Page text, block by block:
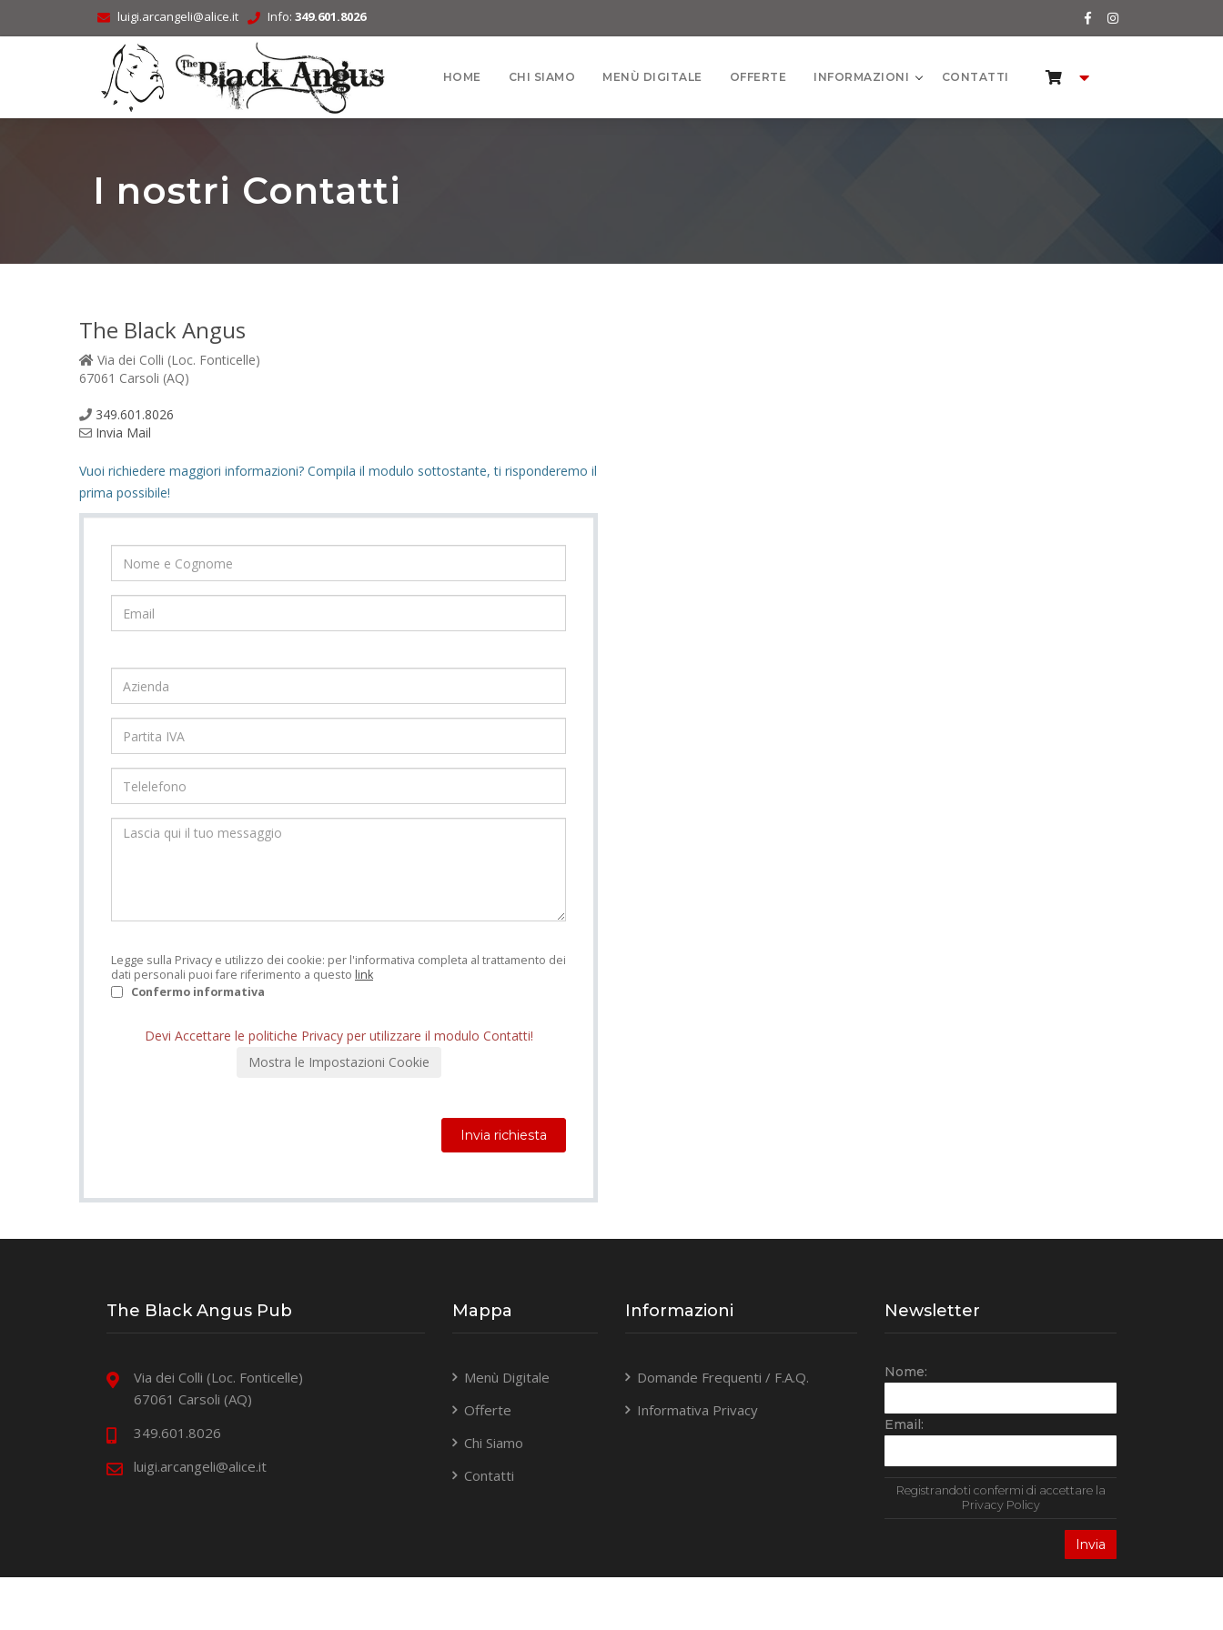
luigi.arcangeli@alice.it Info: 349.601.8026
HOME CHI SIAMO MENÙ DIGITALE OFFERTE INFORMAZIONI CONTATTI
I nostri Contatti
The Black Angus
Via dei Colli (Loc. Fonticelle)
67061 Carsoli (AQ)
349.601.8026
Invia Mail
Vuoi richiedere maggiori informazioni? Compila il modulo sottostante, ti risponderemo il
prima possibile!
Legge sulla Privacy e utilizzo dei cookie: per l'informativa completa al trattamento dei
dati personali puoi fare riferimento a questo link
Confermo informativa
Devi Accettare le politiche Privacy per utilizzare il modulo Contatti!
Mostra le Impostazioni Cookie
The Black Angus Pub
Via dei Colli (Loc. Fonticelle)
67061 Carsoli (AQ)
349.601.8026
luigi.arcangeli@alice.it
Mappa
Menù Digitale
Offerte
Chi Siamo
Contatti
Informazioni
Domande Frequenti / F.A.Q.
Informativa Privacy
Newsletter
Nome:
Email:
Registrandoti confermi di accettare la
Privacy Policy